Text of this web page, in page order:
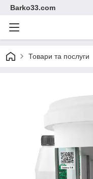
Barko33.com
Товари та послуги